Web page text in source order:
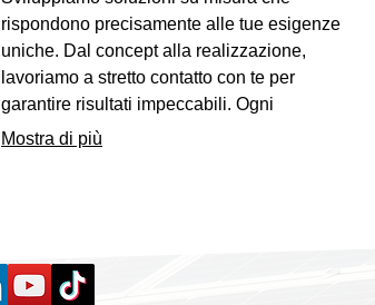
rispondono precisamente alle tue esigenze
uniche. Dal concept alla realizzazione,
lavoriamo a stretto contatto con te per
garantire risultati impeccabili. Ogni
dettaglio è curato per offrirti la massima
Mostra di più